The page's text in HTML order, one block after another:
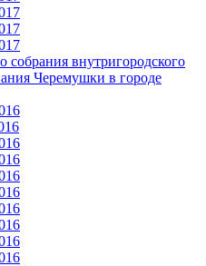
внутригородского
Черемушки в городе